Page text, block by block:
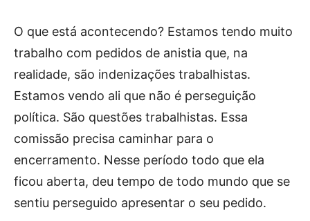
O que está acontecendo? Estamos tendo muito
trabalho com pedidos de anistia que, na
realidade, são indenizações trabalhistas.
Estamos vendo ali que não é perseguição
política. São questões trabalhistas. Essa
comissão precisa caminhar para o
encerramento. Nesse período todo que ela
ficou aberta, deu tempo de todo mundo que se
sentiu perseguido apresentar o seu pedido.